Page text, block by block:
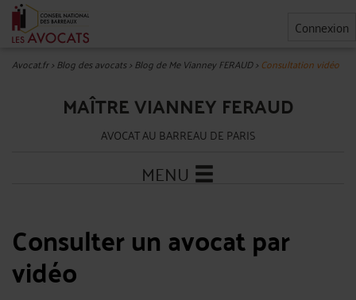
Connexion
Avocat.fr>Blog des avocats>Blog de Me Vianney FERAUD> Consultation vidéo
MAÎTRE VIANNEY FERAUD
AVOCAT AU BARREAU DE PARIS
MENU
Consulter un avocat par
vidéo